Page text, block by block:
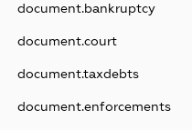
document.bankruptcy
document.court
document.taxdebts
document.enforcements